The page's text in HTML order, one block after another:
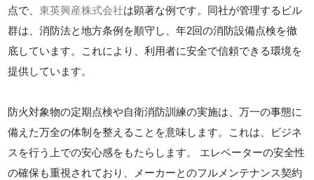
点で、東英興産株式会社は顕著な例です。同社が管理するビル
群は、消防法と地方条例を順守し、年2回の消防設備点検を徹
底しています。これにより、利用者に安全で信頼できる環境を
提供しています。
防火対象物の定期点検や自衛消防訓練の実施は、万一の事態に
備えた万全の体制を整えることを意味します。これは、ビジネ
スを行う上での安心感をもたらします。 エレベーターの安全性
の確保も重視されており、メーカーとのフルメンテナンス契約